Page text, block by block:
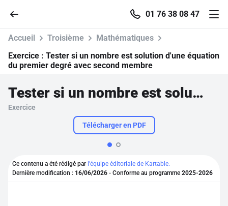
01 76 38 08 47
Parcourir
Se connecter
Accueil Troisième
Mathématiques
Exercice : Tester si un nombre est solution d'une équation
du premier degré avec second membre
Tester si un nombre est solution d'une équation du premier degré avec second membre
Exercice
Télécharger en PDF
Ce contenu a été rédigé par l'équipe éditoriale de Kartable.
Dernière modification : 16/06/2026 - Conforme au programme 2025-2026